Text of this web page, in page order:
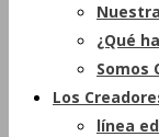
¿Qué
Somos
Los
línea